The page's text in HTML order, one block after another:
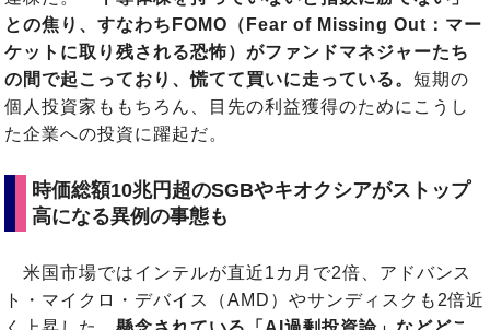
との焦り、すなわちFOMO（Fear of Missing Out：マー
ケットに取り残される恐怖）がファンドマネジャーたち
の間で起こっており、慌てて買いに走っている。 短期の
個人投資家ももちろん、目先の利益獲得のためにこうし
た企業への投資に躍起だ。
時価総額10兆円超のSGBやキオクシアがストップ
高になる異例の事態も
米国市場ではインテルが直近1カ月で2倍、アドバンス
ト・マイクロ・デバイス（AMD）やサンディスクも2倍近